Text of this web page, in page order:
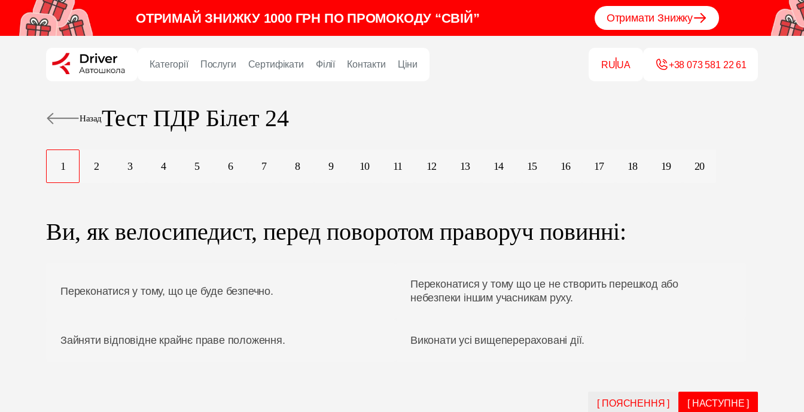
ОТРИМАЙ ЗНИЖКУ 1000 ГРН ПО ПРОМОКОДУ “СВІЙ” Отримати Знижку
Категорії Послуги Сертифікати Філії Контакти Ціни RU UA +38 073 581 22 61
НазадТест ПДР Білет 24
1 2 3 4 5 6 7 8 9 10 11 12 13 14 15 16 17 18 19 20
Ви, як велосипедист, перед поворотом праворуч повинні:
Переконатися у тому, що це буде безпечно.
Переконатися у тому що це не створить перешкод або
небезпеки іншим учасникам руху.
Зайняти відповідне крайнє праве положення. Виконати усі вищеперераховані дії.
[ ПОЯСНЕННЯ ] [ НАСТУПНЕ ]